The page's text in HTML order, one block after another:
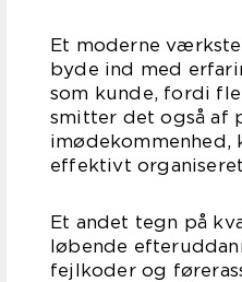
Et moderne
byde ind med
som kunde, fordi
smitter det også af
effektivt
Et andet tegn på
løbende
fejlkoder og